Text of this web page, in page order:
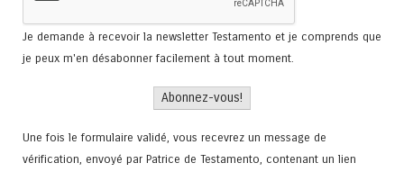
Je demande à recevoir la newsletter Testamento et je comprends que
je peux m'en désabonner facilement à tout moment.
Une fois le formulaire validé, vous recevrez un message de
vérification, envoyé par Patrice de Testamento, contenant un lien